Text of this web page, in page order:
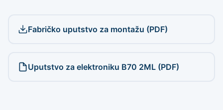
Fabričko uputstvo za montažu (PDF)
Uputstvo za elektroniku B70 2ML (PDF)